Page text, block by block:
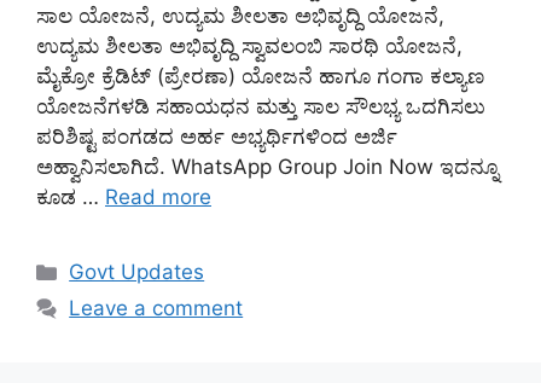
ಸಾಲ ಯೋಜನೆ, ಉದ್ಯಮ ಶೀಲತಾ ಅಭಿವೃದ್ದಿ ಯೋಜನೆ,
ಉದ್ಯಮ ಶೀಲತಾ ಅಭಿವೃದ್ದಿ ಸ್ವಾವಲಂಬಿ ಸಾರಥಿ ಯೋಜನೆ,
ಮೈಕ್ರೋ ಕ್ರೆಡಿಟ್ (ಪ್ರೇರಣಾ) ಯೋಜನೆ ಹಾಗೂ ಗಂಗಾ ಕಲ್ಯಾಣ
ಯೋಜನೆಗಳಡಿ ಸಹಾಯಧನ ಮತ್ತು ಸಾಲ ಸೌಲಭ್ಯ ಒದಗಿಸಲು
ಪರಿಶಿಷ್ಟ ಪಂಗಡದ ಅರ್ಹ ಅಭ್ಯರ್ಥಿಗಳಿಂದ ಅರ್ಜಿ
ಅಹ್ವಾನಿಸಲಾಗಿದೆ. WhatsApp Group Join Now ಇದನ್ನೂ
ಕೂಡ … Read more
Categories
Govt Updates
Leave a comment